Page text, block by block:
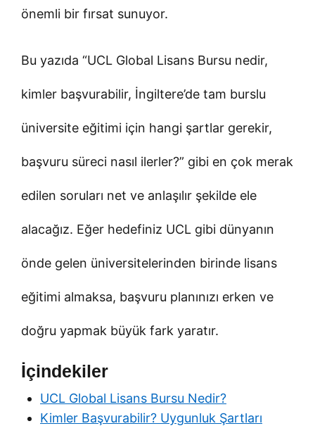
önemli bir fırsat sunuyor.
Bu yazıda “UCL Global Lisans Bursu nedir,
kimler başvurabilir, İngiltere’de tam burslu
üniversite eğitimi için hangi şartlar gerekir,
başvuru süreci nasıl ilerler?” gibi en çok merak
edilen soruları net ve anlaşılır şekilde ele
alacağız. Eğer hedefiniz UCL gibi dünyanın
önde gelen üniversitelerinden birinde lisans
eğitimi almaksa, başvuru planınızı erken ve
doğru yapmak büyük fark yaratır.
İçindekiler
UCL Global Lisans Bursu Nedir?
Kimler Başvurabilir? Uygunluk Şartları